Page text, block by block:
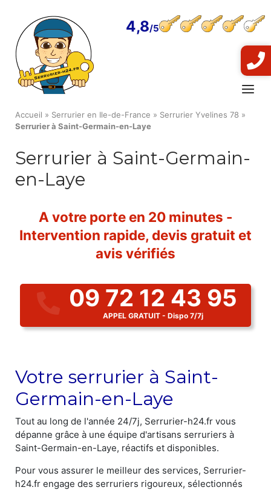
content
4,8
Menu
Accueil » Serrurier en Ile-de-France » Serrurier Yvelines 78 »
Serrurier à Saint-Germain-en-Laye
Serrurier à Saint-Germain-
en-Laye
A votre porte en 20 minutes -
Intervention rapide, devis gratuit et
avis vérifiés
09 72 12 43 95
APPEL GRATUIT - Dispo 7/7j
Votre serrurier à Saint-
Germain-en-Laye
Tout au long de l'année 24/7j, Serrurier-h24.fr vous
dépanne grâce à une équipe d'artisans serruriers à
Saint-Germain-en-Laye, réactifs et disponibles.
Pour vous assurer le meilleur des services, Serrurier-
h24.fr engage des serruriers rigoureux, sélectionnés